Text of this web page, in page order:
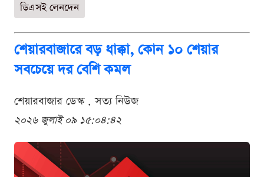
ডিএসই লেনদেন
শেয়ারবাজারে বড় ধাক্কা, কোন ১০ শেয়ার
সবচেয়ে দর বেশি কমল
শেয়ারবাজার ডেস্ক . সত্য নিউজ
২০২৬ জুলাই ০৯ ১৫:০৪:৪২